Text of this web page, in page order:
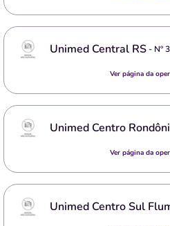
Unimed Central RS- Nº
Ver página da
Unimed Centro
Ver página da
Unimed Centro Sul